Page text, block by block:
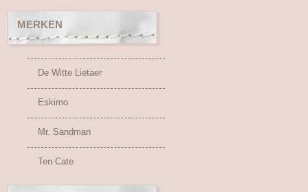
MERKEN
De Witte Lietaer
Eskimo
Mr. Sandman
Ten Cate